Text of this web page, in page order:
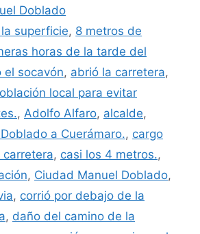
Doblado
superficie, 8 metros de
horas de la tarde del
el socavón, abrió la carretera,
local para evitar
, Adolfo Alfaro, alcalde,
a Cuerámaro., cargo
, casi los 4 metros.,
, Ciudad Manuel Doblado,
, corrió por debajo de la
, daño del camino de la